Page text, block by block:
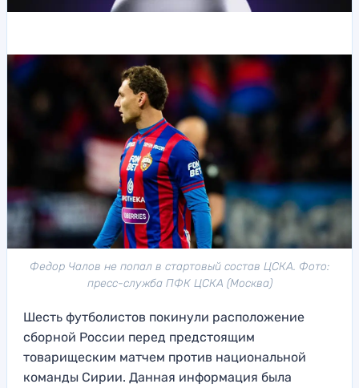
Федор Чалов не попал в стартовый состав ЦСКА. Фото:
пресс-служба ПФК ЦСКА (Москва)
Шесть футболистов покинули расположение
сборной России перед предстоящим
товарищеским матчем против национальной
команды Сирии. Данная информация была